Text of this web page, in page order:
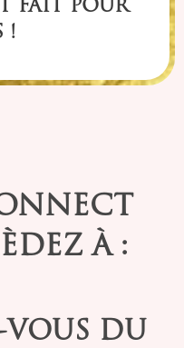
FAIT POUR
!
À :
VOUS DU